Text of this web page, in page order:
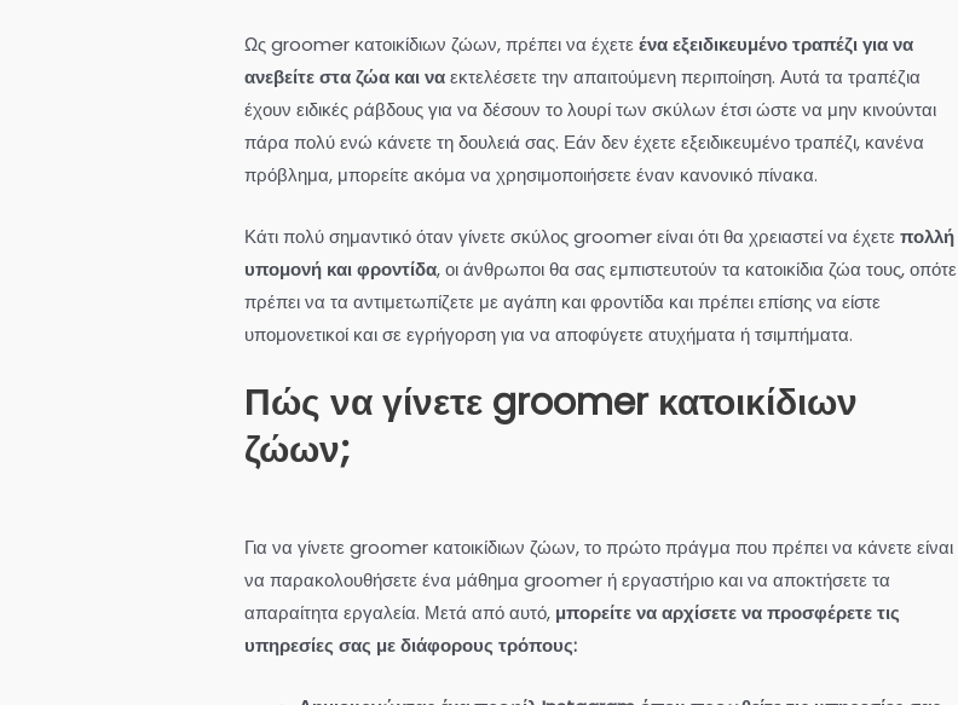
Ως groomer κατοικίδιων ζώων, πρέπει να έχετεένα εξειδικευμένο τραπέζι για να
ανεβείτε στα ζώα και ναεκτελέσετε την απαιτούμενη περιποίηση. Αυτά τα τραπέζια
έχουν ειδικές ράβδους για να δέσουν το λουρί των σκύλων έτσι ώστε να μην κινούνται
πάρα πολύ ενώ κάνετε τη δουλειά σας. Εάν δεν έχετε εξειδικευμένο τραπέζι, κανένα
πρόβλημα, μπορείτε ακόμα να χρησιμοποιήσετε έναν κανονικό πίνακα.
Κάτι πολύ σημαντικό όταν γίνετε σκύλος groomer είναι ότι θα χρειαστεί να έχετεπολλή
υπομονή και φροντίδα, οι άνθρωποι θα σας εμπιστευτούν τα κατοικίδια ζώα τους, οπότε
πρέπει να τα αντιμετωπίζετε με αγάπη και φροντίδα και πρέπει επίσης να είστε
υπομονετικοί και σε εγρήγορση για να αποφύγετε ατυχήματα ή τσιμπήματα.
Πώς να γίνετε groomer κατοικίδιων
ζώων;
Για να γίνετε groomer κατοικίδιων ζώων, το πρώτο πράγμα που πρέπει να κάνετε είναι
να παρακολουθήσετε ένα μάθημα groomer ή εργαστήριο και να αποκτήσετε τα
απαραίτητα εργαλεία. Μετά από αυτό, μπορείτε να αρχίσετε να προσφέρετε τις
υπηρεσίες σας με διάφορους τρόπους: